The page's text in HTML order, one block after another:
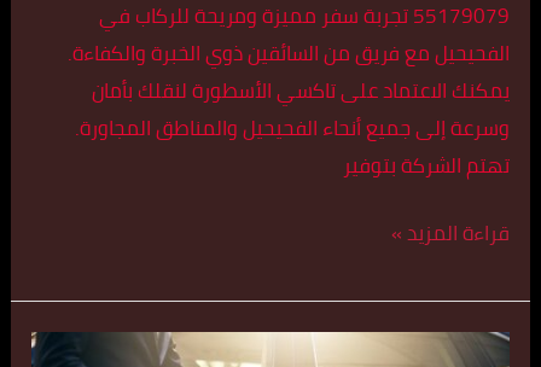
55179079 تجربة سفر مميزة ومريحة للركاب في
الفحيحيل مع فريق من السائقين ذوي الخبرة والكفاءة.
يمكنك الاعتماد على تاكسي الأسطورة لنقلك بأمان
وسرعة إلى جميع أنحاء الفحيحيل والمناطق المجاورة.
تهتم الشركة بتوفير
قراءة المزيد »
تاكسي